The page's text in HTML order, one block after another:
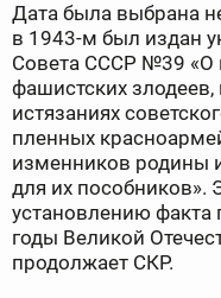
Дата была выбрана
в 1943-м был издан
Совета СССР №39 «О
фашистских
истязаниях
пленных
изменников родины
для их пособников».
установлению факта
годы Великой
продолжает СКР.